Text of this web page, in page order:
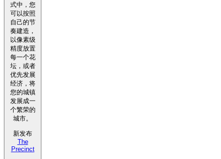
式中，您
可以按照
自己的节
奏建造，
以像素级
精度放置
每一个花
坛，或者
优先发展
经济，将
您的城镇
发展成一
个繁荣的
城市。
新发布
The
Precinct